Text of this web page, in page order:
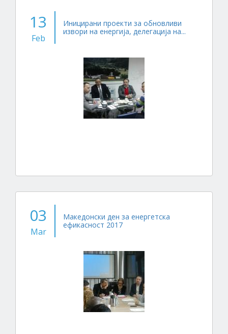
13
Feb
Иницирани проекти за обновливи
извори на енергија, делегација на...
03
Mar
Македонски ден за енергетска
ефикасност 2017